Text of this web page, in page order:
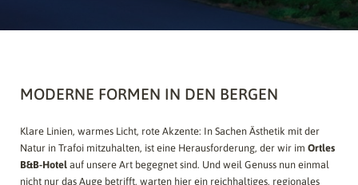
MODERNE FORMEN IN DEN BERGEN
Klare Linien, warmes Licht, rote Akzente: In Sachen Ästhetik mit der
Natur in Trafoi mitzuhalten, ist eine Herausforderung, der wir im Ortles
B&B-Hotelauf unsere Art begegnet sind. Und weil Genuss nun einmal
nicht nur das Auge betrifft, warten hier ein reichhaltiges, regionales